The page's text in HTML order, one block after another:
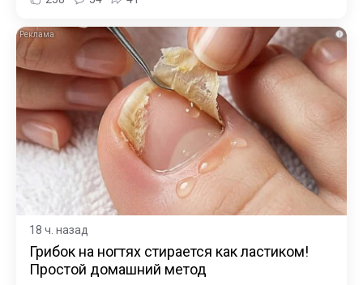
i
18 ч. назад
Грибок на ногтях стирается как ластиком!
Простой домашний метод